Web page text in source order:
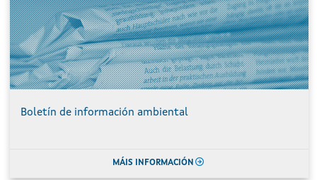
Boletín de información ambiental
MÁIS INFORMACIÓN